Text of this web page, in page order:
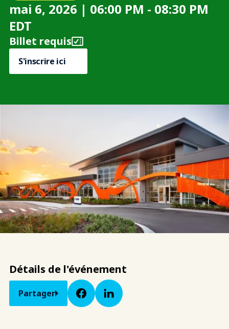
mai 6, 2026 | 06:00 PM - 08:30 PM
EDT
Billet requis
S'inscrire ici
Détails de l'événement
Partager